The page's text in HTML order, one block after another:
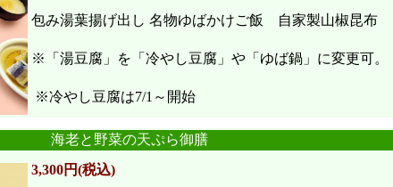
包み湯葉揚げ出し 名物ゆばかけご飯 自家製山椒昆布
※「湯豆腐」を「冷やし豆腐」や「ゆば鍋」に変更可。
※冷やし豆腐は7/1～開始
海老と野菜の天ぷら御膳
3,300円(税込)